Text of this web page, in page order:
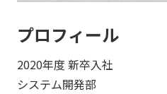
プロフィール
2020年度 新卒入社
システム開発部